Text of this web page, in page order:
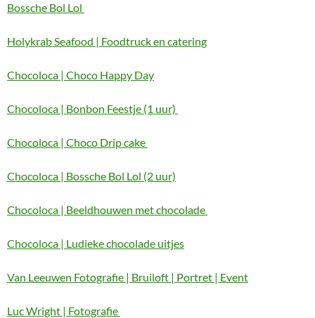
Bossche Bol Lol
Holykrab Seafood | Foodtruck en catering
Chocoloca | Choco Happy Day
Chocoloca | Bonbon Feestje (1 uur)
Chocoloca | Choco Drip cake
Chocoloca | Bossche Bol Lol (2 uur)
Chocoloca | Beeldhouwen met chocolade
Chocoloca | Ludieke chocolade uitjes
Van Leeuwen Fotografie | Bruiloft | Portret | Event
Luc Wright | Fotografie